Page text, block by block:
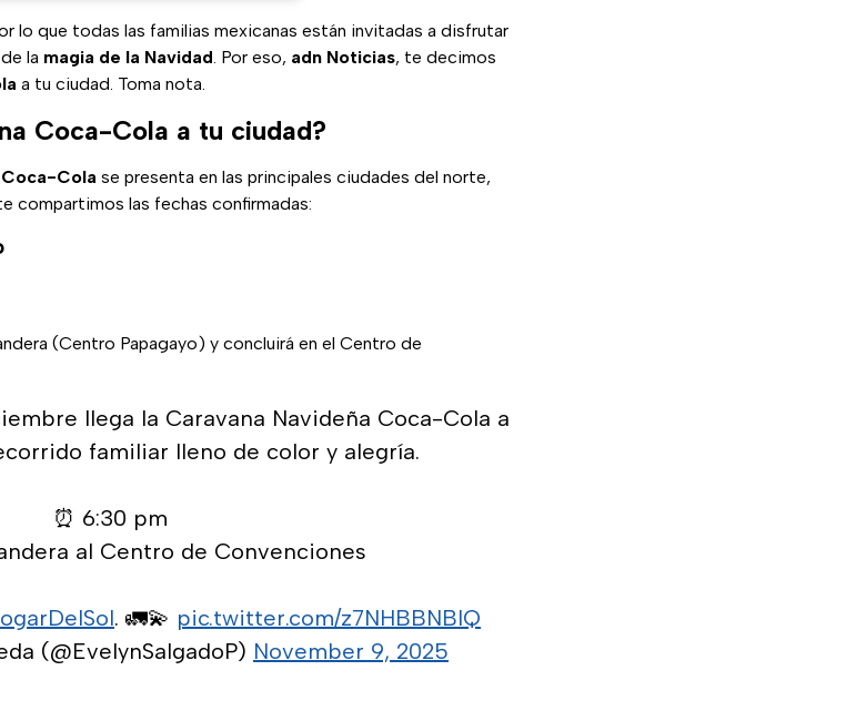
lo que todas las familias mexicanas están invitadas a disfrutar
la magia de la Navidad. Por eso, adn Noticias, te decimos
a tu ciudad. Toma nota.
Coca-Cola a tu ciudad?
Cola se presenta en las principales ciudades del norte,
compartimos las fechas confirmadas:
(Centro Papagayo) y concluirá en el Centro de
llega la Caravana Navideña Coca-Cola a
familiar lleno de color y alegría.
⏰ 6:30 pm
al Centro de Convenciones
. 🚛💫 pic.twitter.com/z7NHBBNBIQ
(@EvelynSalgadoP) November 9, 2025